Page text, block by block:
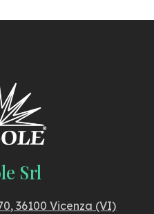
Srl
36100 Vicenza (VI)